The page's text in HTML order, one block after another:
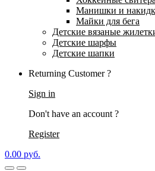
Манишки и
Майки для бега
Детские вязаные
Детские шарфы
Детские шапки
Returning Customer ?
Sign in
Don't have an account ?
Register
0.00 руб.